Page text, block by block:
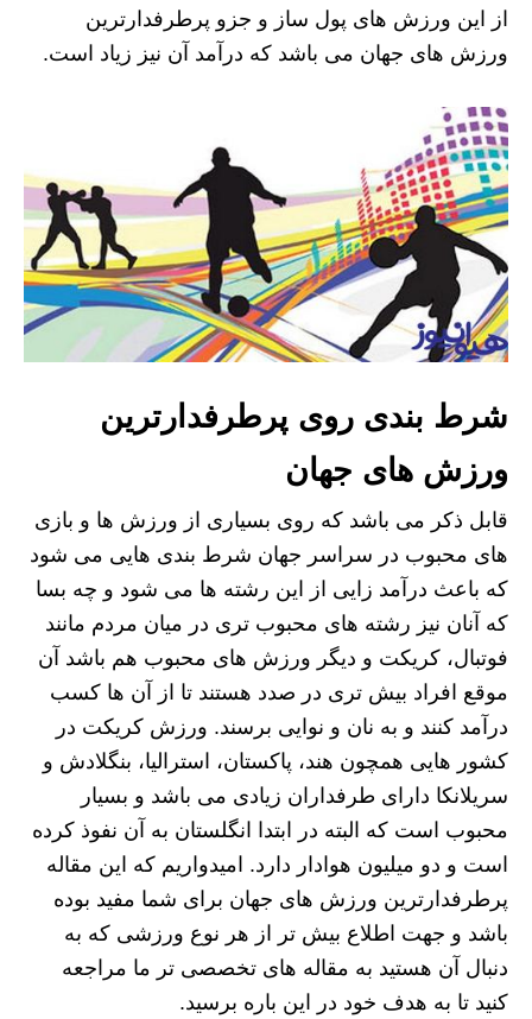
از این ورزش های پول ساز و جزو پرطرفدارترین
ورزش های جهان می باشد که درآمد آن نیز زیاد است.
شرط بندی روی پرطرفدارترین
ورزش های جهان
قابل ذکر می باشد که روی بسیاری از ورزش ها و بازی
های محبوب در سراسر جهان شرط بندی هایی می شود
که باعث درآمد زایی از این رشته ها می شود و چه بسا
که آنان نیز رشته های محبوب تری در میان مردم مانند
فوتبال، کریکت و دیگر ورزش های محبوب هم باشد آن
موقع افراد بیش تری در صدد هستند تا از آن ها کسب
درآمد کنند و به نان و نوایی برسند. ورزش کریکت در
کشور هایی همچون هند، پاکستان، استرالیا، بنگلادش و
سریلانکا دارای طرفداران زیادی می باشد و بسیار
محبوب است که البته در ابتدا انگلستان به آن نفوذ کرده
است و دو میلیون هوادار دارد. امیدواریم که این مقاله
پرطرفدارترین ورزش های جهان برای شما مفید بوده
باشد و جهت اطلاع بیش تر از هر نوع ورزشی که به
دنبال آن هستید به مقاله های تخصصی تر ما مراجعه
کنید تا به هدف خود در این باره برسید.